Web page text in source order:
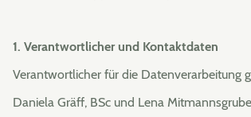
1. Verantwortlicher und Kontaktdaten
Verantwortlicher für die Datenverarbeitung
Daniela Gräff, BSc und Lena